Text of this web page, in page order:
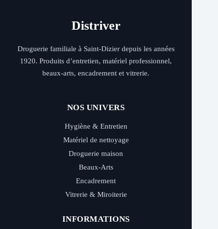
Distriver
Droguerie familiale à Saint-Dizier depuis les années
1920. Produits d’entretien, matériel professionnel,
beaux-arts, encadrement et vitrerie.
NOS UNIVERS
Hygiène & Entretien
Matériel de nettoyage
Droguerie maison
Beaux-Arts
Encadrement
Vitrerie & Miroiterie
INFORMATIONS